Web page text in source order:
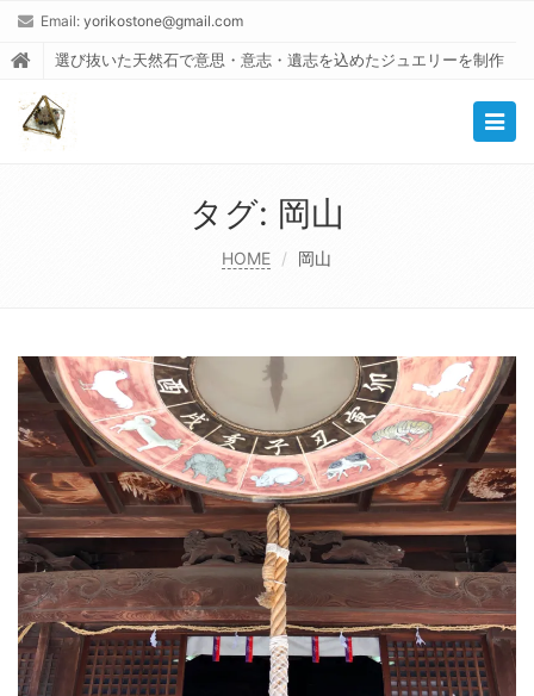
Email: yorikostone@gmail.com
選び抜いた天然石で意思・意志・遺志を込めたジュエリーを制作
タグ: 岡山
HOME 岡山